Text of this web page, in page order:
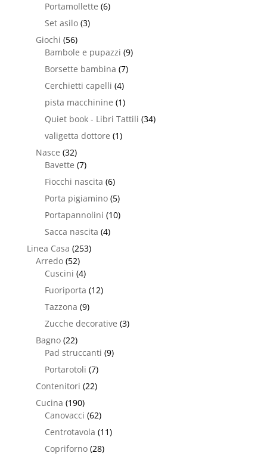
Portamollette (6)
Set asilo (3)
Giochi (56)
Bambole e pupazzi (9)
Borsette bambina (7)
Cerchietti capelli (4)
pista macchinine (1)
Quiet book - Libri Tattili (34)
valigetta dottore (1)
Nasce (32)
Bavette (7)
Fiocchi nascita (6)
Porta pigiamino (5)
Portapannolini (10)
Sacca nascita (4)
Linea Casa (253)
Arredo (52)
Cuscini (4)
Fuoriporta (12)
Tazzona (9)
Zucche decorative (3)
Bagno (22)
Pad struccanti (9)
Portarotoli (7)
Contenitori (22)
Cucina (190)
Canovacci (62)
Centrotavola (11)
Copriforno (28)